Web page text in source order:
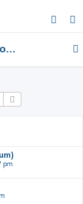
e
Goyavier
Rechercher
pm